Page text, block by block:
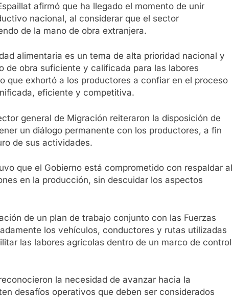
afirmó que ha llegado el momento de unir
nacional, al considerar que el sector
de la mano de obra extranjera.
alimentaria es un tema de alta prioridad nacional y
de obra suficiente y calificada para las labores
que exhortó a los productores a confiar en el proceso
eficiente y competitiva.
general de Migración reiteraron la disposición de
un diálogo permanente con los productores, a fin
de sus actividades.
que el Gobierno está comprometido con respaldar al
en la producción, sin descuidar los aspectos
de un plan de trabajo conjunto con las Fuerzas
los vehículos, conductores y rutas utilizadas
las labores agrícolas dentro de un marco de control
la necesidad de avanzar hacia la
desafíos operativos que deben ser considerados